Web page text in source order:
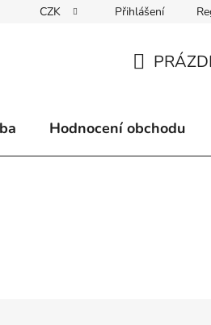
Způsoby doručení
CZK Přihlášení
KOŠÍK
Hodnocení obchodu